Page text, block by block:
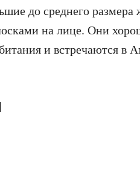
до среднего
на лице. Они
и встречаются